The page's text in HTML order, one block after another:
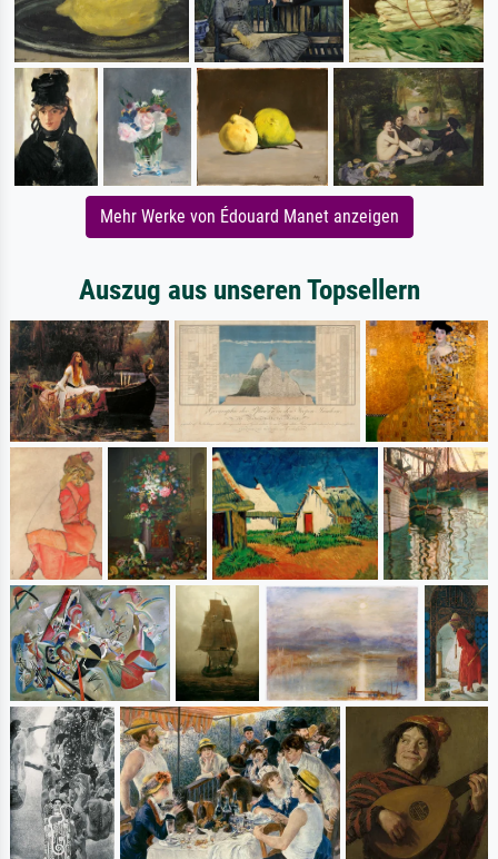
Mehr Werke von Édouard Manet anzeigen
Auszug aus unseren Topsellern